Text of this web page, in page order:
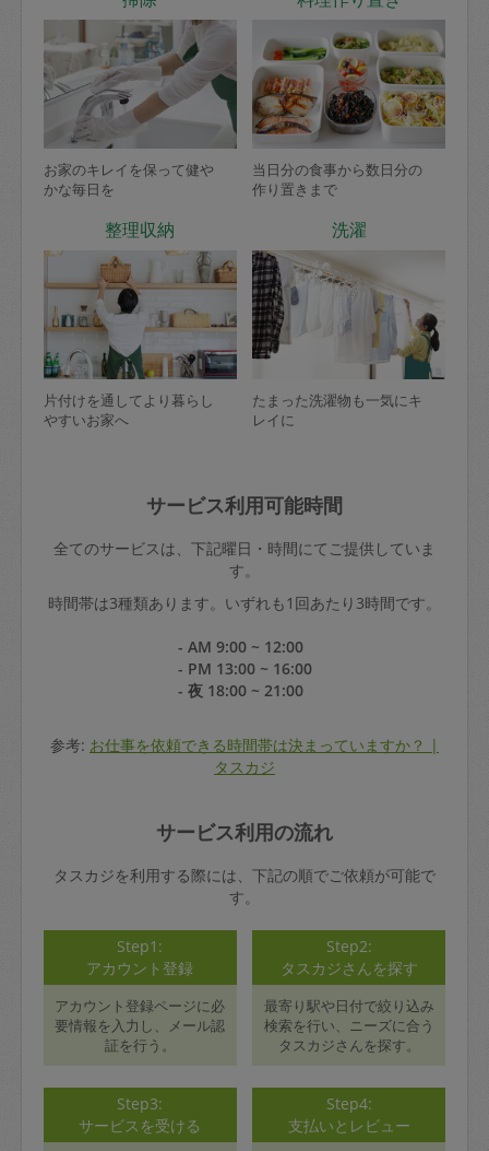
お家のキレイを保って健や
かな毎日を
当日分の食事から数日分の
作り置きまで
整理収納
片付けを通してより暮らし
やすいお家へ
洗濯
たまった洗濯物も一気にキ
レイに
サービス利用可能時間
全てのサービスは、下記曜日・時間にてご提供していま
す。
時間帯は3種類あります。いずれも1回あたり3時間です。
- AM 9:00 ~ 12:00
- PM 13:00 ~ 16:00
- 夜 18:00 ~ 21:00
参考: お仕事を依頼できる時間帯は決まっていますか？ |
タスカジ
サービス利用の流れ
タスカジを利用する際には、下記の順でご依頼が可能で
す。
Step1:
アカウント登録
アカウント登録ページに必
要情報を入力し、メール認
証を行う。
Step2:
タスカジさんを探す
最寄り駅や日付で絞り込み
検索を行い、ニーズに合う
タスカジさんを探す。
Step3:
サービスを受ける
Step4:
支払いとレビュー